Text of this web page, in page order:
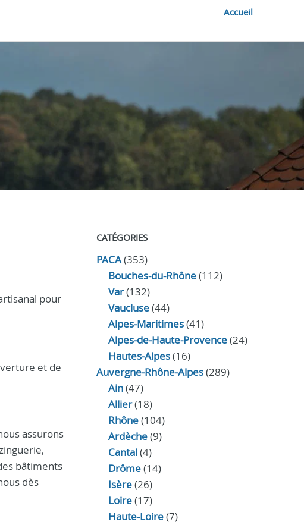
Accueil
pour
et de
assurons
bâtiments
dès
CATÉGORIES
PACA(353)
Bouches-du-Rhône(112)
Var(132)
Vaucluse(44)
Alpes-Maritimes(41)
Alpes-de-Haute-Provence(24)
Hautes-Alpes(16)
Auvergne-Rhône-Alpes(289)
Ain(47)
Allier(18)
Rhône(104)
Ardèche(9)
Cantal(4)
Drôme(14)
Isère(26)
Loire(17)
Haute-Loire(7)